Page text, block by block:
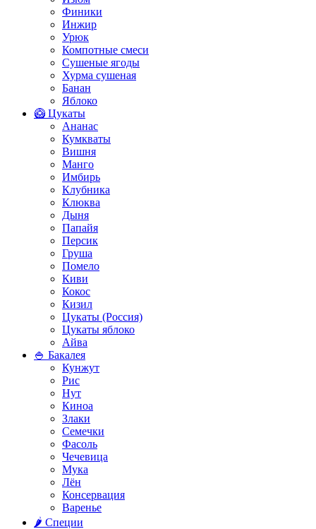
Финики
Инжир
Урюк
Компотные смеси
Сушеные ягоды
Хурма сушеная
Банан
Яблоко
🥝 Цукаты
Ананас
Кумкваты
Вишня
Манго
Имбирь
Клубника
Клюква
Дыня
Папайя
Персик
Груша
Помело
Киви
Кокос
Кизил
Цукаты (Россия)
Цукаты яблоко
Айва
🍚 Бакалея
Кунжут
Рис
Нут
Киноа
Злаки
Семечки
Фасоль
Чечевица
Мука
Лён
Консервация
Варенье
🌶️ Специи